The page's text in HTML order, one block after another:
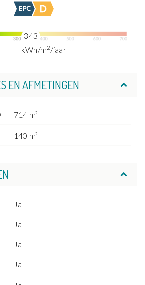
343
kWh/m2/jaar
EN AFMETINGEN
714 m²
140 m²
Ja
Ja
Ja
Ja